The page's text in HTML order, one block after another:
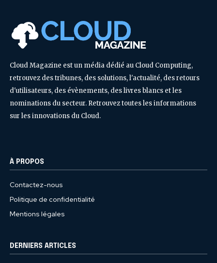
Cloud Magazine est un média dédié au Cloud Computing,
retrouvez des tribunes, des solutions, l'actualité, des retours
d'utilisateurs, des évènements, des livres blancs et les
nominations du secteur. Retrouvez toutes les informations
sur les innovations du Cloud.
À PROPOS
Contactez-nous
Politique de confidentialité
Mentions légales
DERNIERS ARTICLES